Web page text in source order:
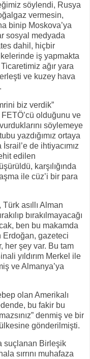
söylendi, Rusya
vermesin,
binip Moskova’ya
sosyal medyada
dahil, hiçbir
iş yapmakta
ağır yara
ve kuzey hava
biz verdik”
FETÖ’cü olduğunu ve
söylemeye
yazdığımız ortaya
İsrail’e de ihtiyacımız
edilen
karşılığında
ile cüz’i bir para
asıllı Alman
bırakılmayacağı
ben bu makamda
Erdoğan, gazeteci
her şey var. Bu tam
yıldırım Merkel ile
ve Almanya’ya
olan Amerikalı
bu fakir bu
denmiş ve bir
gönderilmişti.
suçlanan Birleşik
sırrını muhafaza